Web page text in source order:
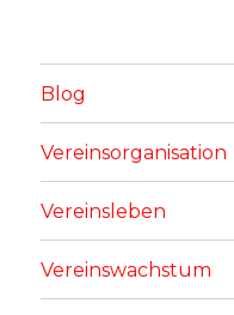
Blog
Vereinsorganisation
Vereinsleben
Vereinswachstum